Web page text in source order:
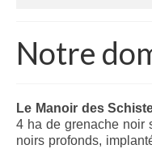
Histoire
Parcelles &
Les Schistes
Notre
Le Manoir des
4 ha de grenache noir
noirs profonds,